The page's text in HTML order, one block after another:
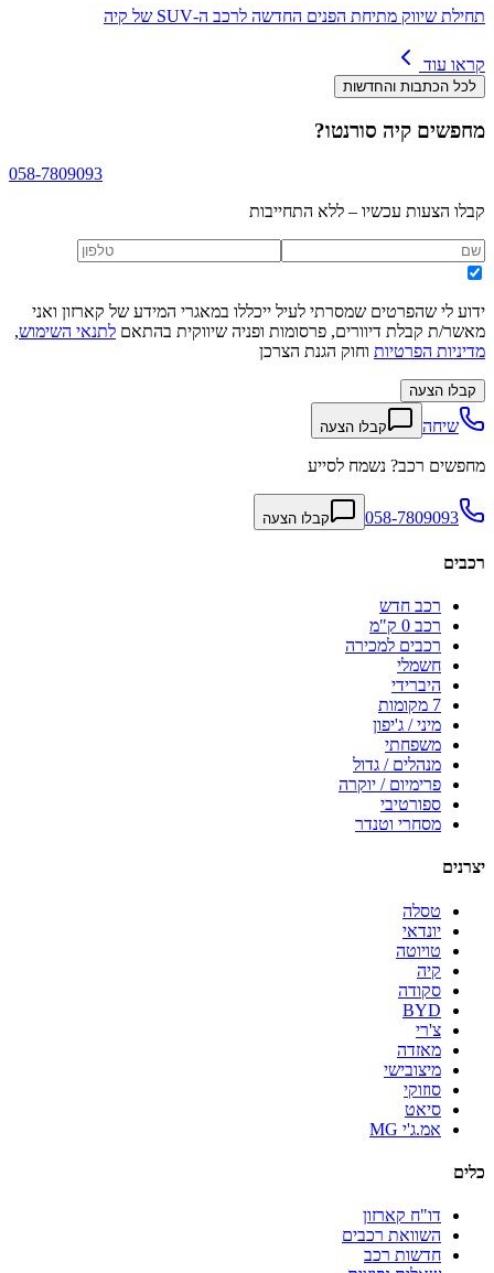
תחילת שיווק מתיחת הפנים החדשה לרכב ה-SUV של קיה
קראו עוד
לכל הכתבות והחדשות
מחפשים קיה סורנטו?
058-7809093
קבלו הצעות עכשיו – ללא התחייבות
ידוע לי שהפרטים שמסרתי לעיל ייכללו במאגרי המידע של קארזון ואני
מאשר/ת קבלת דיוורים, פרסומות ופניה שיווקית בהתאם לתנאי השימוש,
מדיניות הפרטיות וחוק הגנת הצרכן
קבלו הצעה
שיחה קבלו הצעה
מחפשים רכב? נשמח לסייע
058-7809093 קבלו הצעה
רכבים
רכב חדש
רכב 0 ק"מ
רכבים למכירה
חשמלי
היברידי
7 מקומות
מיני / ג'יפון
משפחתי
מנהלים / גדול
פרימיום / יוקרה
ספורטיבי
מסחרי וטנדר
יצרנים
טסלה
יונדאי
טויוטה
קיה
סקודה
BYD
צ'רי
מאזדה
מיצובישי
סוזוקי
סיאט
אמ.ג'י MG
כלים
דו"ח קארזון
השוואת רכבים
חדשות רכב